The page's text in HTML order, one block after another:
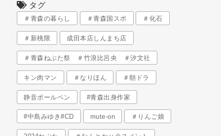
タグ
＃青森の暮らし ＃青森国スポ ＃化石
＃新桃限 成田本店しんまち店
＃青森ねぶた祭 ＃竹浪比呂央 ＃汐文社
キン肉マン ＃なりほん ＃朝ドラ
静音ボールペン #青森出身作家
#中島みゆき#CD mute-on ＃りんご娘